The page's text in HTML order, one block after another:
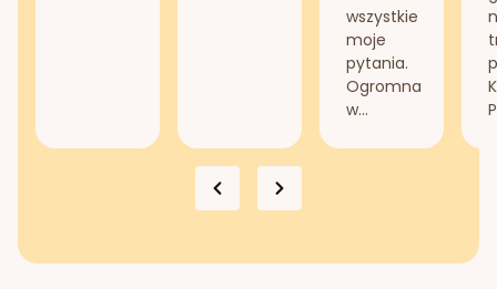
wszystkie
moje
pytania.
Ogromna
w...